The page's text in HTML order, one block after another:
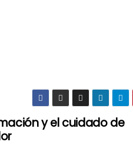
y el cuidado de